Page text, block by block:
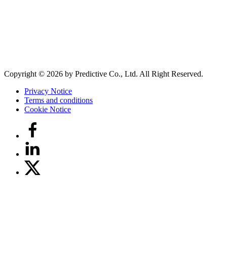
Copyright © 2026 by Predictive Co., Ltd. All Right Reserved.
Privacy Notice
Terms and conditions
Cookie Notice